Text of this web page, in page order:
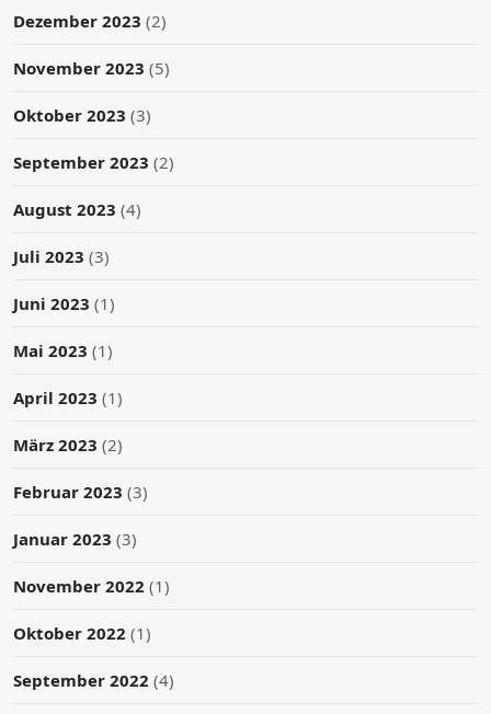
Dezember 2023 (2)
November 2023 (5)
Oktober 2023 (3)
September 2023 (2)
August 2023 (4)
Juli 2023 (3)
Juni 2023 (1)
Mai 2023 (1)
April 2023 (1)
März 2023 (2)
Februar 2023 (3)
Januar 2023 (3)
November 2022 (1)
Oktober 2022 (1)
September 2022 (4)